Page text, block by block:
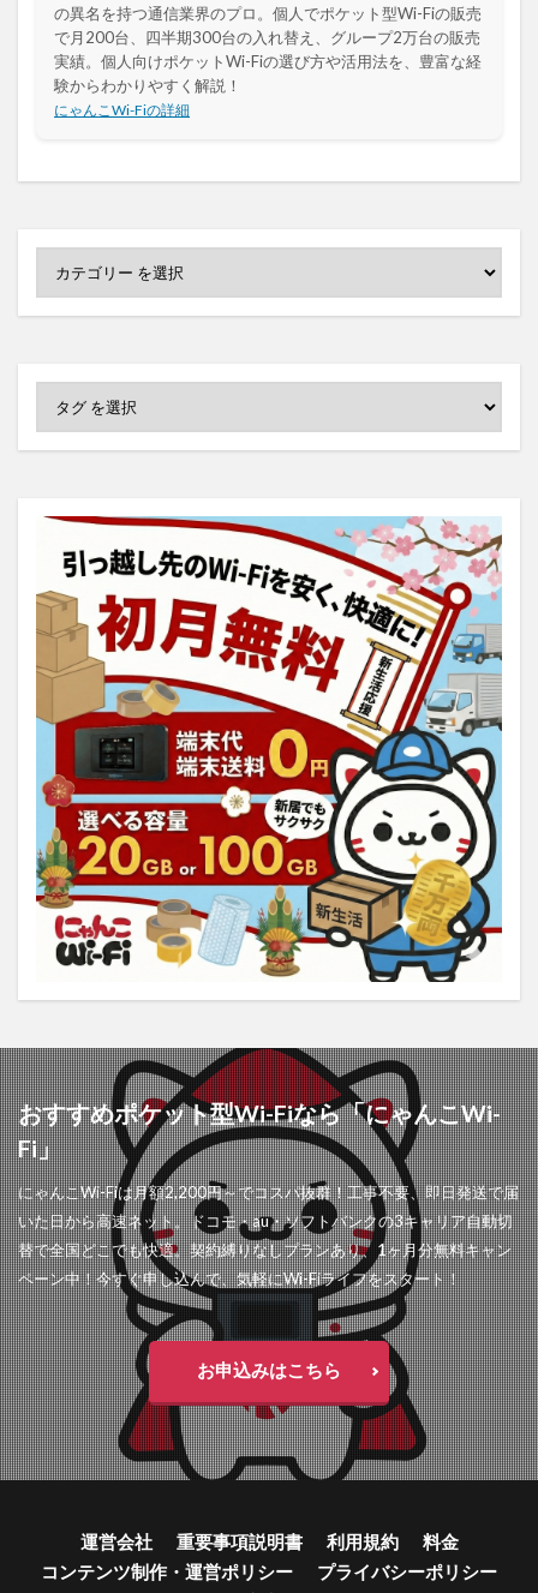
の異名を持つ通信業界のプロ。個人でポケット型Wi-Fiの販売
で月200台、四半期300台の入れ替え、グループ2万台の販売
実績。個人向けポケットWi-Fiの選び方や活用法を、豊富な経
験からわかりやすく解説！
にゃんこWi-Fiの詳細
おすすめポケット型Wi-Fiなら「にゃんこWi-
Fi」
にゃんこWi-Fiは月額2,200円～でコスパ抜群！工事不要、即日発送で届
いた日から高速ネット。ドコモ・au・ソフトバンクの3キャリア自動切
替で全国どこでも快適。契約縛りなしプランあり、1ヶ月分無料キャン
ペーン中！今すぐ申し込んで、気軽にWi-Fiライフをスタート！
お申込みはこちら
運営会社 重要事項説明書 利用規約
料金
コンテンツ制作・運営ポリシー
プライバシーポリシー